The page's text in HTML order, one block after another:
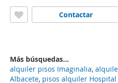
Contactar
Más búsquedas...
alquiler pisos Imaginalia,
Albacete, pisos alquiler